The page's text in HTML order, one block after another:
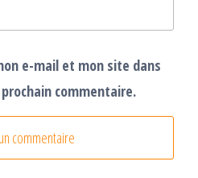
e-mail et mon site dans
commentaire.